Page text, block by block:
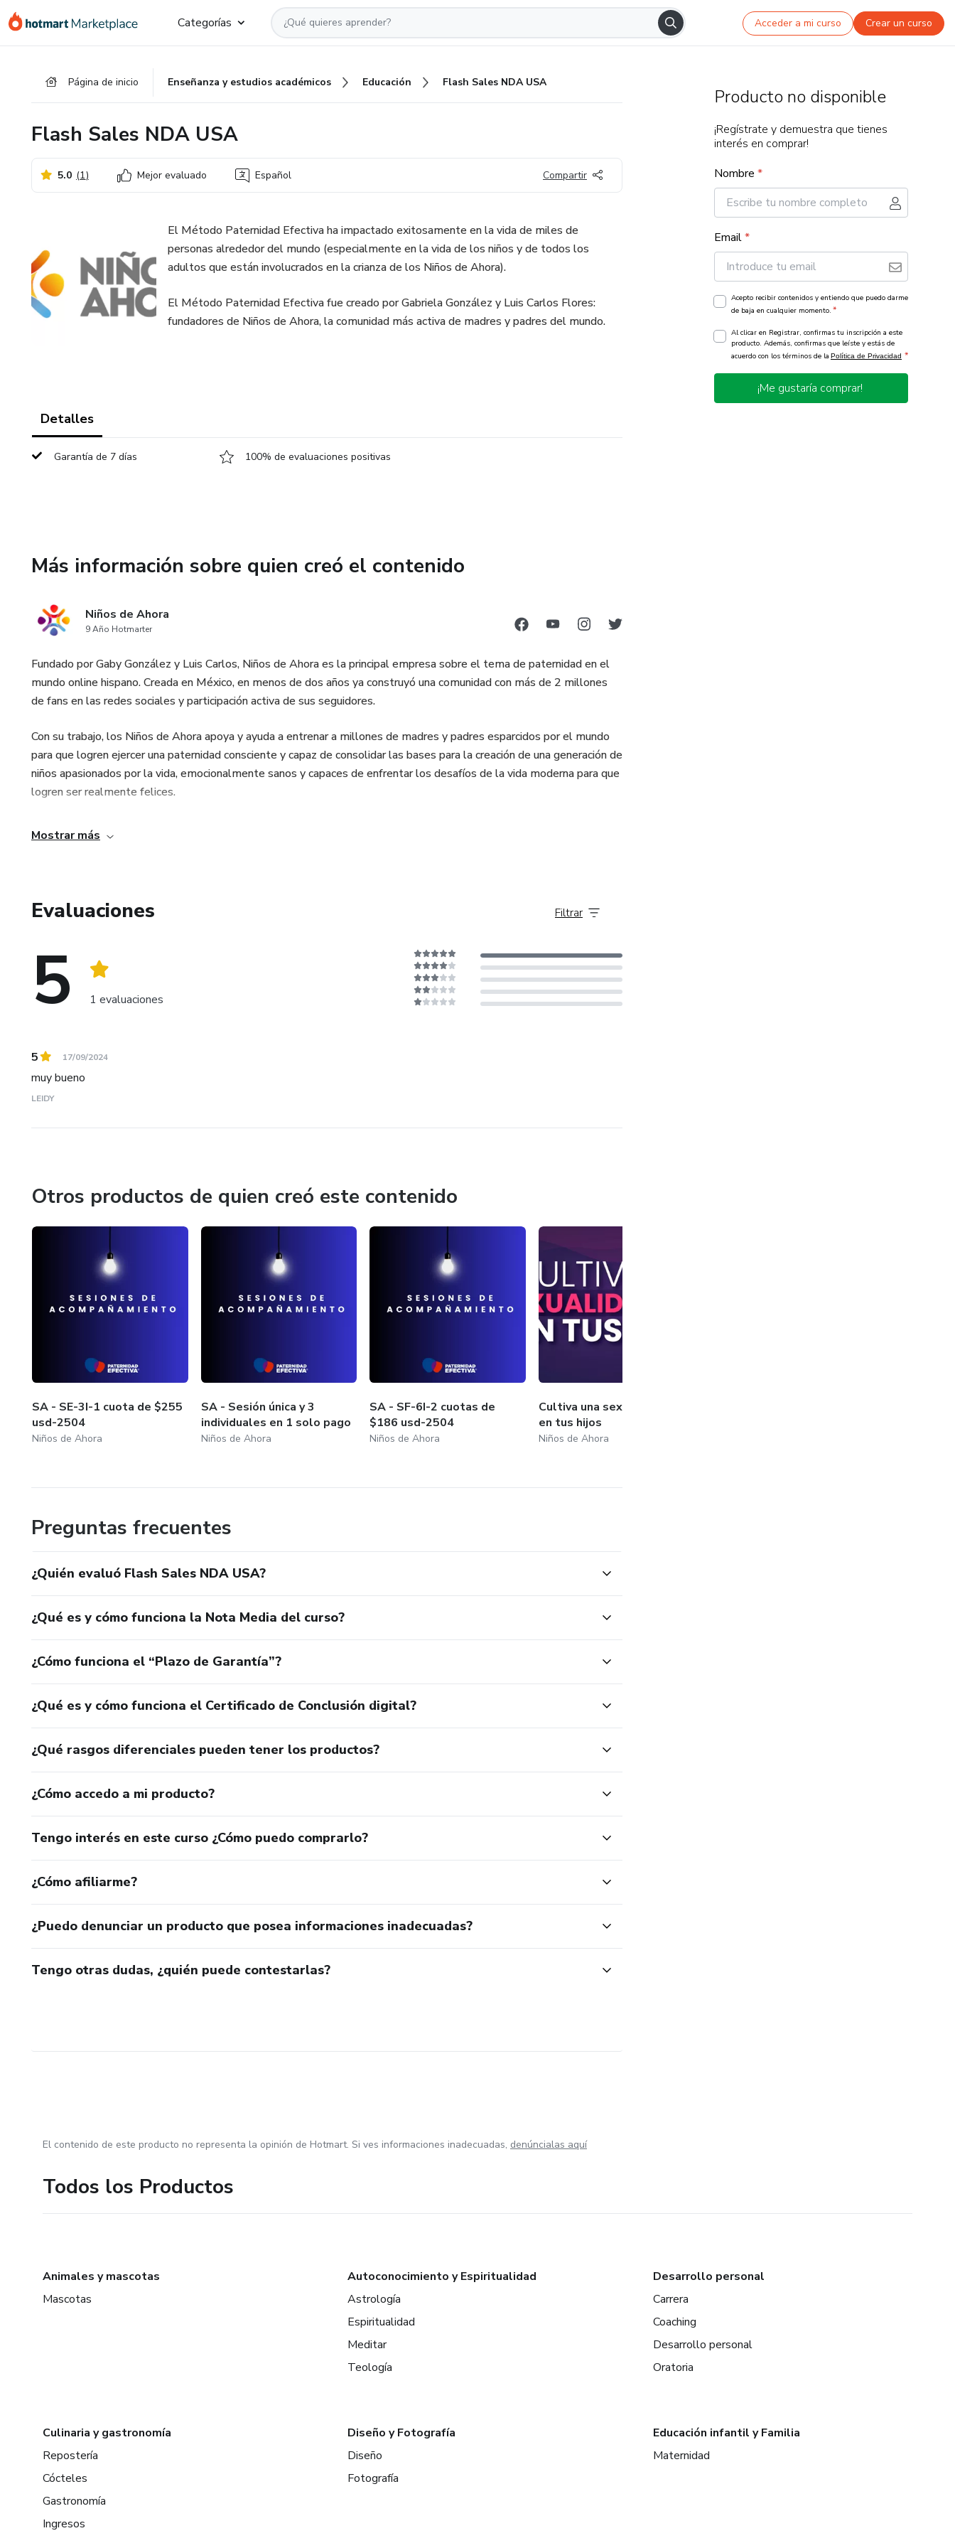
Categorías Acceder a mi curso Crear un curso
Página de inicio Enseñanza y estudios académicos Educación Flash Sales NDA USA
Flash Sales NDA USA
5.0 (1) Mejor evaluado Español Compartir
El Método Paternidad Efectiva ha impactado exitosamente en la vida de miles de
personas alrededor del mundo (especialmente en la vida de los niños y de todos los
adultos que están involucrados en la crianza de los Niños de Ahora).
El Método Paternidad Efectiva fue creado por Gabriela González y Luis Carlos Flores:
fundadores de Niños de Ahora, la comunidad más activa de madres y padres del mundo.
Detalles
Garantía de 7 días 100% de evaluaciones positivas
Más información sobre quien creó el contenido
Niños de Ahora
9 Año Hotmarter
Fundado por Gaby González y Luis Carlos, Niños de Ahora es la principal empresa sobre el tema de paternidad en el
mundo online hispano. Creada en México, en menos de dos años ya construyó una comunidad con más de 2 millones
de fans en las redes sociales y participación activa de sus seguidores.
Con su trabajo, los Niños de Ahora apoya y ayuda a entrenar a millones de madres y padres esparcidos por el mundo
para que logren ejercer una paternidad consciente y capaz de consolidar las bases para la creación de una generación de
niños apasionados por la vida, emocionalmente sanos y capaces de enfrentar los desafíos de la vida moderna para que
logren ser realmente felices.
Mostrar más
Evaluaciones
5 1 evaluaciones
Filtrar
5 17/09/2024
muy bueno
LEIDY
Otros productos de quien creó este contenido
SA - SE-3I-1 cuota de $255
usd-2504
Niños de Ahora
SA - Sesión única y 3
individuales en 1 solo pago
Niños de Ahora
SA - SF-6I-2 cuotas de
$186 usd-2504
Niños de Ahora
Cultiva una sexualidad sana
en tus hijos
Niños de Ahora
Preguntas frecuentes
¿Quién evaluó Flash Sales NDA USA?
¿Qué es y cómo funciona la Nota Media del curso?
¿Cómo funciona el “Plazo de Garantía”?
¿Qué es y cómo funciona el Certificado de Conclusión digital?
¿Qué rasgos diferenciales pueden tener los productos?
¿Cómo accedo a mi producto?
Tengo interés en este curso ¿Cómo puedo comprarlo?
¿Cómo afiliarme?
¿Puedo denunciar un producto que posea informaciones inadecuadas?
Tengo otras dudas, ¿quién puede contestarlas?
Producto no disponible
¡Regístrate y demuestra que tienes
interés en comprar!
Nombre *
Email*
Acepto recibir contenidos y entiendo que puedo darme
de baja en cualquier momento. *
Al clicar en Registrar, confirmas tu inscripción a este
producto. Además, confirmas que leíste y estás de
acuerdo con los términos de la Política de Privacidad *
¡Me gustaría comprar!
El contenido de este producto no representa la opinión de Hotmart. Si ves informaciones inadecuadas, denúncialas aquí
Todos los Productos
Animales y mascotas
Mascotas
Autoconocimiento y Espiritualidad
Astrología
Espiritualidad
Meditar
Teología
Desarrollo personal
Carrera
Coaching
Desarrollo personal
Oratoria
Culinaria y gastronomía
Repostería
Cócteles
Gastronomía
Ingresos
Diseño y Fotografía
Diseño
Fotografía
Educación infantil y Familia
Maternidad